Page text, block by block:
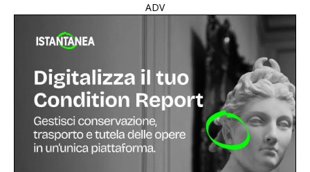
ADV